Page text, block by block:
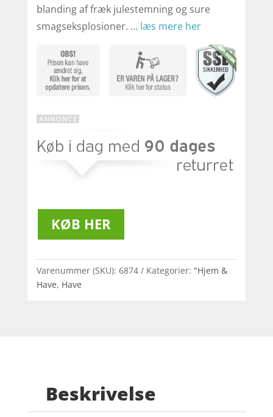
blanding af fræk julestemning og sure
smagseksplosioner. … læs mere her
KØB HER
Varenummer (SKU): 6874 Kategorier: "Hjem &
Have, Have
Beskrivelse